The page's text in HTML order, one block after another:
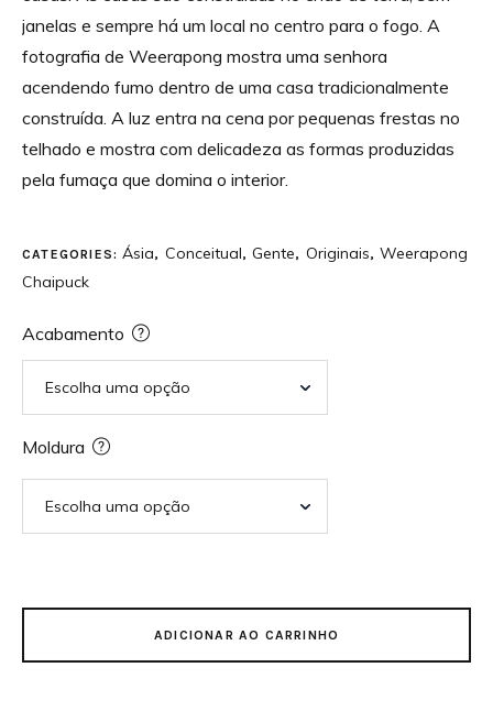
janelas e sempre há um local no centro para o fogo. A
fotografia de Weerapong mostra uma senhora
acendendo fumo dentro de uma casa tradicionalmente
construída. A luz entra na cena por pequenas frestas no
telhado e mostra com delicadeza as formas produzidas
pela fumaça que domina o interior.
CATEGORIES:Ásia, Conceitual,Gente, Originais,Weerapong
Chaipuck
Acabamento
Moldura
ADICIONAR AO CARRINHO